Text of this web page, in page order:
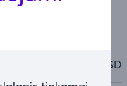
SD